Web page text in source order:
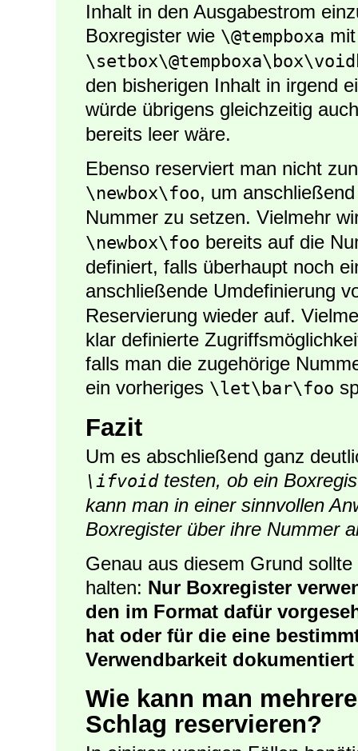
Inhalt in den Ausgabestrom
Boxregister wie \@tempboxa
den bisherigen Inhalt in irgend
würde übrigens gleichzeitig
bereits leer wäre.
Ebenso reserviert man nicht
\newbox\foo, um
Nummer zu setzen. Vielmehr
\newbox\foo bereits auf die
definiert, falls überhaupt noch
anschließende Umdefinierung
Reservierung wieder auf.
klar definierte
falls man die zugehörige
ein vorheriges \let\bar\foo
Fazit
Um es abschließend ganz
\ifvoidtesten, ob ein
kann man in einer sinnvollen
Boxregister über ihre Nummer
Genau aus diesem Grund
halten: Nur Boxregister
den im Format dafür
hat oder für die eine
Verwendbarkeit
Wie kann man
Schlag reservieren?